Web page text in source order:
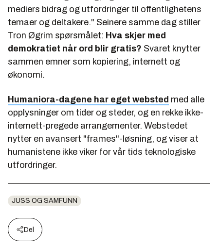
mediers bidrag og utfordringer til offentlighetens
temaer og deltakere." Seinere samme dag stiller
Tron Øgrim spørsmålet: Hva skjer med
demokratiet når ord blir gratis? Svaret knytter
sammen emner som kopiering, internett og
økonomi.
Humaniora-dagene har eget websted med alle
opplysninger om tider og steder, og en rekke ikke-
internett-pregede arrangementer. Webstedet
nytter en avansert "frames"-løsning, og viser at
humanistene ikke viker for vår tids teknologiske
utfordringer.
JUSS OG SAMFUNN
Del